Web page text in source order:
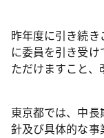
昨年度に引き続
に委員を引き受
ただけますこと、
東京都では、中
針及び具体的な